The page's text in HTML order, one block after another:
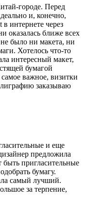
городе. Перед
и, конечно,
интернете через
оказалась ближе всех
было ни макета, ни
Хотелось что-то
интересный макет,
бумагой
важное, визитки
заказываю
и еще
предложила
быть пригласительные
бумагу.
самый лучший.
за терпение,